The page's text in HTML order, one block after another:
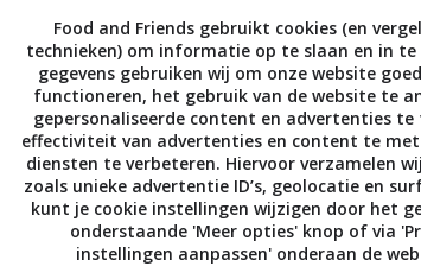
Hartige taart met
en olijven
Food and Friends gebruikt cookies (en
technieken) om informatie op te slaan en in te
gegevens gebruiken wij om onze website
functioneren, het gebruik van de website te
gepersonaliseerde content en advertenties te
effectiviteit van advertenties en content te
diensten te verbeteren. Hiervoor verzamelen
zoals unieke advertentie ID’s, geolocatie en
kunt je cookie instellingen wijzigen door het
onderstaande 'Meer opties' knop of via
instellingen aanpassen' onderaan de